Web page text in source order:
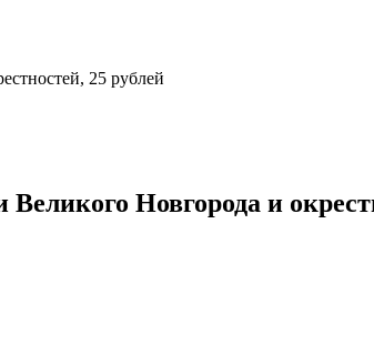
25 рублей
Новгорода и